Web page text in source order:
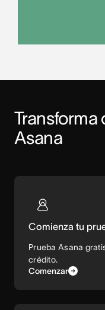
Transforma
Asana
Comienza tu
Prueba Asana
crédito.
Comenzar